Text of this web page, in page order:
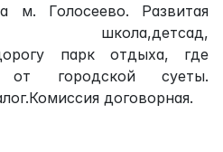
м. Голосеево. Развитая
школа,детсад,
парк отдыха, где
городской суеты.
договорная.